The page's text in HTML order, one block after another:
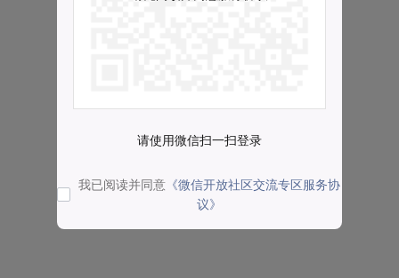
请使用微信扫一扫登录
我已阅读并同意 《微信开放社区交流专区服务协
议》